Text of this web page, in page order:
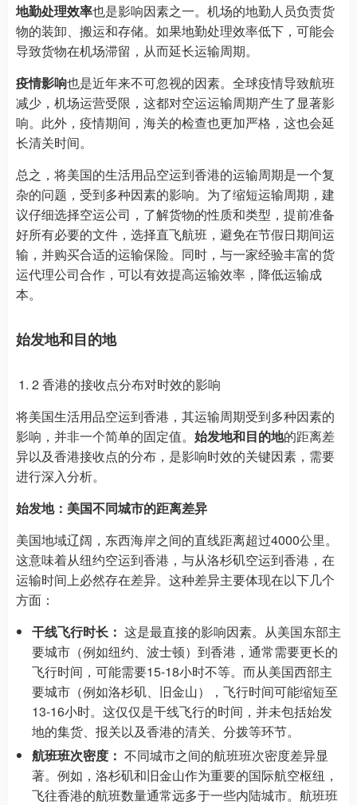
地勤处理效率也是影响因素之一。机场的地勤人员负责货
物的装卸、搬运和存储。如果地勤处理效率低下，可能会
导致货物在机场滞留，从而延长运输周期。
疫情影响也是近年来不可忽视的因素。全球疫情导致航班
减少，机场运营受限，这都对空运运输周期产生了显著影
响。此外，疫情期间，海关的检查也更加严格，这也会延
长清关时间。
总之，将美国的生活用品空运到香港的运输周期是一个复
杂的问题，受到多种因素的影响。为了缩短运输周期，建
议仔细选择空运公司，了解货物的性质和类型，提前准备
好所有必要的文件，选择直飞航班，避免在节假日期间运
输，并购买合适的运输保险。同时，与一家经验丰富的货
运代理公司合作，可以有效提高运输效率，降低运输成
本。
始发地和目的地
2 香港的接收点分布对时效的影响
将美国生活用品空运到香港，其运输周期受到多种因素的
影响，并非一个简单的固定值。 始发地和目的地的距离差
异以及香港接收点的分布，是影响时效的关键因素，需要
进行深入分析。
始发地：美国不同城市的距离差异
美国地域辽阔，东西海岸之间的直线距离超过4000公里。
这意味着从纽约空运到香港，与从洛杉矶空运到香港，在
运输时间上必然存在差异。这种差异主要体现在以下几个
方面：
干线飞行时长： 这是最直接的影响因素。从美国东部主
要城市（例如纽约、波士顿）到香港，通常需要更长的
飞行时间，可能需要15-18小时不等。而从美国西部主
要城市（例如洛杉矶、旧金山），飞行时间可能缩短至
13-16小时。这仅仅是干线飞行的时间，并未包括始发
地的集货、报关以及香港的清关、分拨等环节。
航班班次密度： 不同城市之间的航班班次密度差异显
著。例如，洛杉矶和旧金山作为重要的国际航空枢纽，
飞往香港的航班数量通常远多于一些内陆城市。航班班